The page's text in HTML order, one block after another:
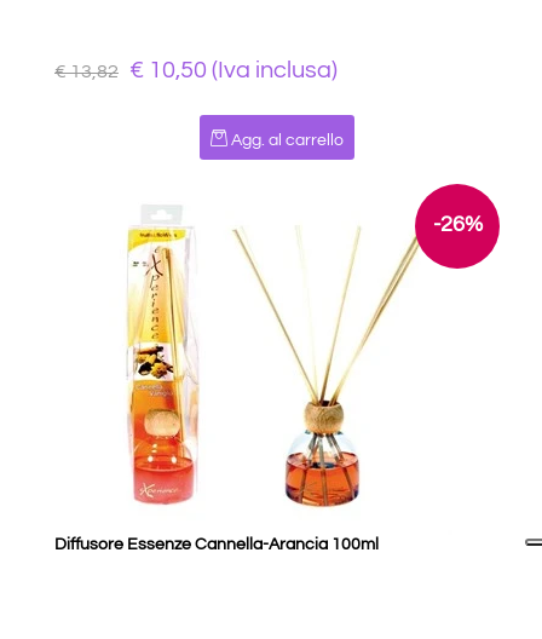
€ 13,82 € 10,50 (Iva inclusa)
Quantità
Agg. al carrello
-26%
Diffusore Essenze Cannella-Arancia 100ml